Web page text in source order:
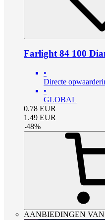
Farlight 84 100
•
Directe
•
GLOBAL
0.78 EUR
1.49 EUR
-48%
AANBIEDINGEN VAN